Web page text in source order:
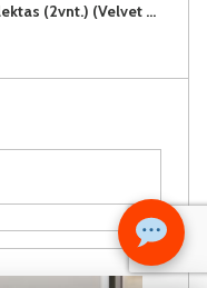
MONTEX (II gr.) apvalių pufų komplektas (2vnt.) (Velvet #65 Žalias)